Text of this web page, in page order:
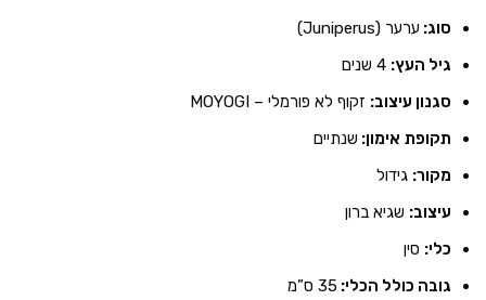
סוג: ערער (Juniperus)
גיל העץ:
סגנון עיצוב: זקוף לא פורמלי – MOYOGI
תקופת אימון: שנתיים
מקור: גידול
עיצוב: שגיא ברון
כלי: סין
גובה כולל הכלי: 35 ס”מ